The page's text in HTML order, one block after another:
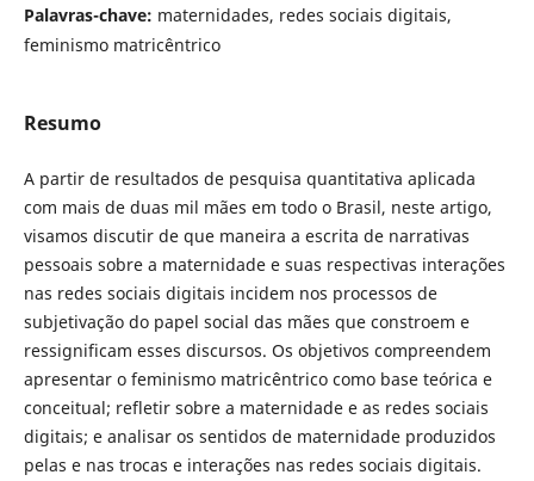
Palavras-chave: maternidades, redes sociais digitais,
feminismo matricêntrico
Resumo
A partir de resultados de pesquisa quantitativa aplicada
com mais de duas mil mães em todo o Brasil, neste artigo,
visamos discutir de que maneira a escrita de narrativas
pessoais sobre a maternidade e suas respectivas interações
nas redes sociais digitais incidem nos processos de
subjetivação do papel social das mães que constroem e
ressignificam esses discursos. Os objetivos compreendem
apresentar o feminismo matricêntrico como base teórica e
conceitual; refletir sobre a maternidade e as redes sociais
digitais; e analisar os sentidos de maternidade produzidos
pelas e nas trocas e interações nas redes sociais digitais.